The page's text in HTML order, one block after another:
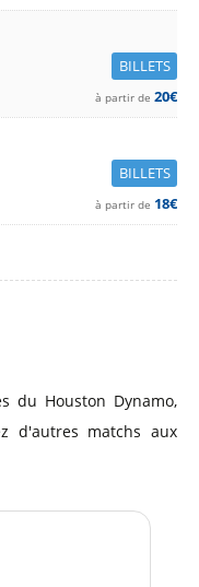
BILLETS
à partir de 20€
BILLETS
à partir de 18€
du Houston Dynamo,
d'autres matchs aux